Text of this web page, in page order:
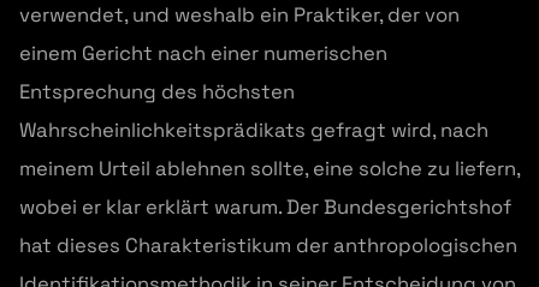
verwendet, und weshalb ein Praktiker, der von
einem Gericht nach einer numerischen
Entsprechung des höchsten
Wahrscheinlichkeitsprädikats gefragt wird, nach
meinem Urteil ablehnen sollte, eine solche zu liefern,
wobei er klar erklärt warum. Der Bundesgerichtshof
hat dieses Charakteristikum der anthropologischen